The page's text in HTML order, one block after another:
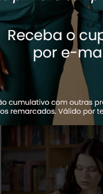
Em até1x sem juros